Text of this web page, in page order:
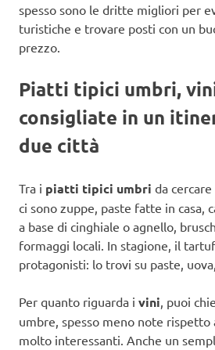
spesso sono le dritte migliori per
turistiche e trovare posti con un
prezzo.
Piatti tipici umbri,
consigliate in un
due città
Tra i piatti tipici umbri da
ci sono zuppe, paste fatte in casa,
a base di cinghiale o agnello,
formaggi locali. In stagione, il
protagonisti: lo trovi su paste,
Per quanto riguarda i vini , puoi
umbre, spesso meno note
molto interessanti. Anche un